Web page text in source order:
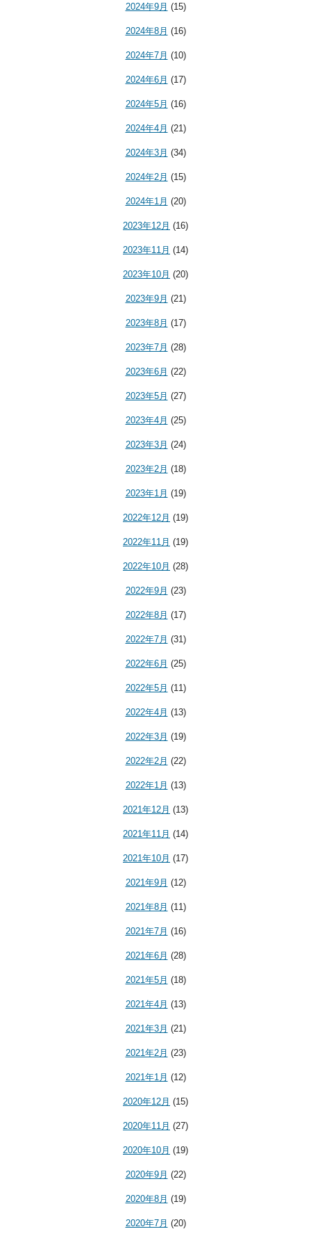
2024年9月 (15)
2024年8月 (16)
2024年7月 (10)
2024年6月 (17)
2024年5月 (16)
2024年4月 (21)
2024年3月 (34)
2024年2月 (15)
2024年1月 (20)
2023年12月 (16)
2023年11月 (14)
2023年10月 (20)
2023年9月 (21)
2023年8月 (17)
2023年7月 (28)
2023年6月 (22)
2023年5月 (27)
2023年4月 (25)
2023年3月 (24)
2023年2月 (18)
2023年1月 (19)
2022年12月 (19)
2022年11月 (19)
2022年10月 (28)
2022年9月 (23)
2022年8月 (17)
2022年7月 (31)
2022年6月 (25)
2022年5月 (11)
2022年4月 (13)
2022年3月 (19)
2022年2月 (22)
2022年1月 (13)
2021年12月 (13)
2021年11月 (14)
2021年10月 (17)
2021年9月 (12)
2021年8月 (11)
2021年7月 (16)
2021年6月 (28)
2021年5月 (18)
2021年4月 (13)
2021年3月 (21)
2021年2月 (23)
2021年1月 (12)
2020年12月 (15)
2020年11月 (27)
2020年10月 (19)
2020年9月 (22)
2020年8月 (19)
2020年7月 (20)